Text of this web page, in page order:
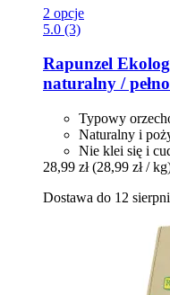
2 opcje
5.0 (3)
Rapunzel
naturalny /
Typowy
Naturalny i
Nie klei się i
28,99 zł (28,99 zł /
Dostawa do 12